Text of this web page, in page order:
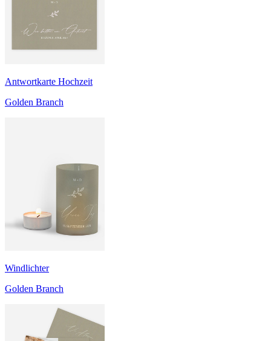
Antwortkarte Hochzeit
Golden Branch
Windlichter
Golden Branch